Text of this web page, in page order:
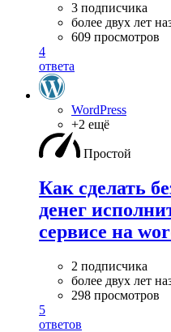
3 подписчика
более двух лет
609 просмотров
4
ответа
WordPress
+2 ещё
Простой
Как сделать
денег
сервисе на
2 подписчика
более двух лет
298 просмотров
5
ответов